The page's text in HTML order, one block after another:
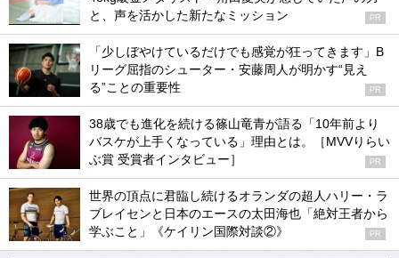
と、声を活かした新たなミッション
PR
「少しぼやけているだけでも感覚が狂ってきます」B
リーグ屈指のシューター・安藤周人が明かす“見え
る”ことの重要性
PR
38歳でも進化を続ける篠山竜青が語る「10年前より
バスケが上手くなっている」理由とは。［MVVりらい
ぶ賞 受賞者インタビュー］
PR
世界の頂点に君臨し続けるオランダの超人ハリー・ラ
ブレイセンと日本のエースの太田海也「絶対王者から
学ぶこと」《ケイリン国際対談②》
PR